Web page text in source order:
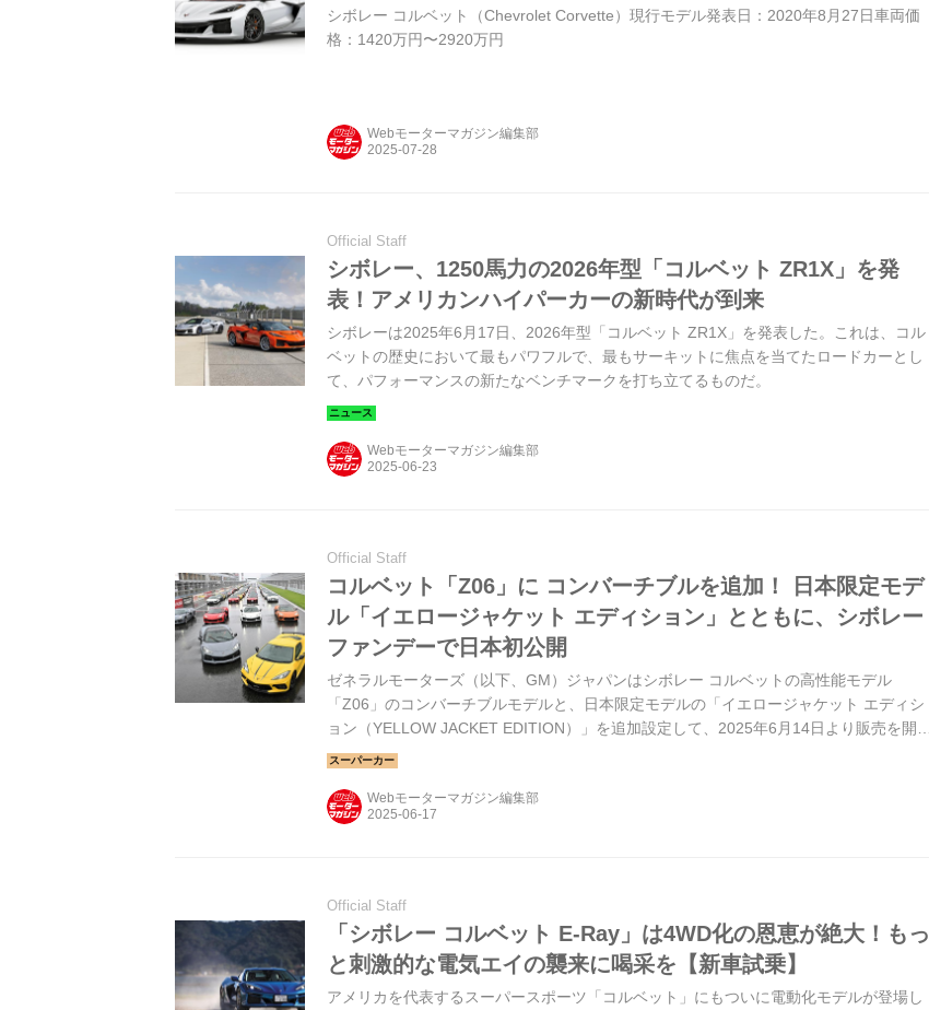
シボレー コルベット（Chevrolet Corvette）現行モデル発表日：2020年8月27日車両価
格：1420万円〜2920万円
Webモーターマガジン編集部
Official Staff
シボレー、1250馬力の2026年型「コルベット ZR1X」を発
表！アメリカンハイパーカーの新時代が到来
シボレーは2025年6月17日、2026年型「コルベット ZR1X」を発表した。これは、コル
ベットの歴史において最もパワフルで、最もサーキットに焦点を当てたロードカーとし
て、パフォーマンスの新たなベンチマークを打ち立てるものだ。
Webモーターマガジン編集部
Official Staff
コルベット「Z06」に コンバーチブルを追加！ 日本限定モデ
ル「イエロージャケット エディション」とともに、シボレー
ファンデーで日本初公開
ゼネラルモーターズ（以下、GM）ジャパンはシボレー コルベットの高性能モデル
「Z06」のコンバーチブルモデルと、日本限定モデルの「イエロージャケット エディシ
ョン（YELLOW JACKET EDITION）」を追加設定して、2025年6月14日より販売を開始
した。
Webモーターマガジン編集部
Official Staff
「シボレー コルベット E-Ray」は4WD化の恩恵が絶大！もっ
と刺激的な電気エイの襲来に喝采を【新車試乗】
アメリカを代表するスーパースポーツ「コルベット」にもついに電動化モデルが登場し